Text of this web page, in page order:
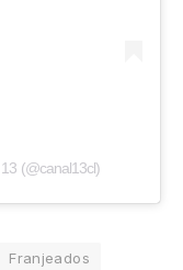
(@canal13cl)
Franjeados